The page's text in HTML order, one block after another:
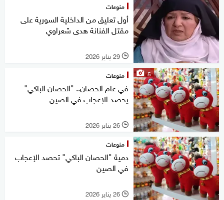
منوعات
أول تعليق من الداخلية السورية على
مقتل الفنانة هدى شعراوي
l 29 يناير 2026
5 منوعات
في عام الحصان.. "الحصان الباكي"
يحصد الإعجاب في الصين
l 26 يناير 2026
منوعات
دمية "الحصان الباكي" تحصد الإعجاب
في الصين
l 26 يناير 2026